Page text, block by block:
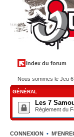
Index du forum
Nous sommes le Jeu
GÉNÉRAL
Les 7
Règlement du
CONNEXION •